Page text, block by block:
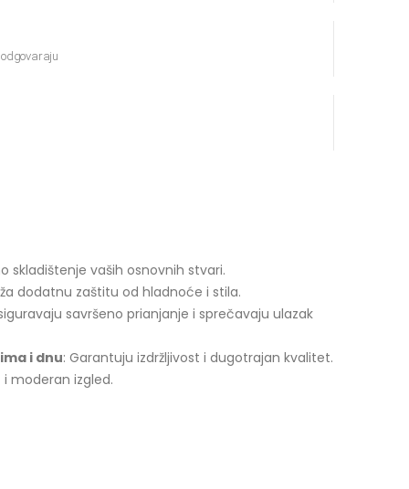
skladištenje vaših osnovnih stvari.
dodatnu zaštitu od hladnoće i stila.
savršeno prianjanje i sprečavaju ulazak
i dnu: Garantuju izdržljivost i dugotrajan kvalitet.
moderan izgled.